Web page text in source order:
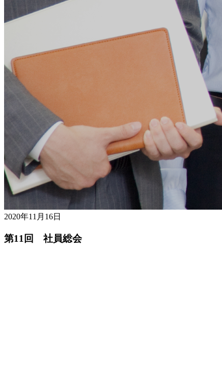
2020年11月16日
第11回 社員総会